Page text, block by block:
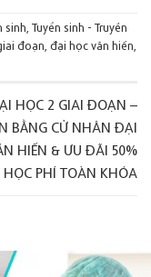
sinh, Tuyển sinh - Truyền
đoạn, đại học văn hiến,
HỌC 2 GIAI ĐOẠN –
BẰNG CỬ NHÂN ĐẠI
HIẾN & ƯU ĐÃI 50%
HỌC PHÍ TOÀN KHÓA